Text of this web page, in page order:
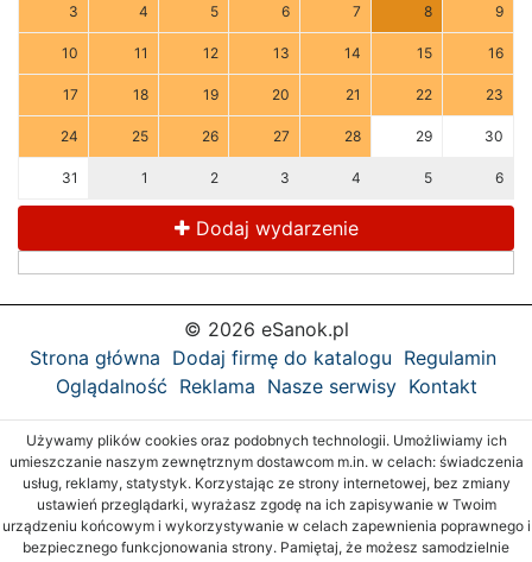
3 4 5 6 7 8 9
10 11 12 13 14 15 16
17 18 19 20 21 22 23
24 25 26 27 28 29 30
31 1 2 3 4 5 6
Dodaj wydarzenie
© 2026 eSanok.pl
Strona główna Dodaj firmę do katalogu Regulamin
Oglądalność Reklama Nasze serwisy Kontakt
Używamy plików cookies oraz podobnych technologii. Umożliwiamy ich
umieszczanie naszym zewnętrznym dostawcom m.in. w celach: świadczenia
usług, reklamy, statystyk. Korzystając ze strony internetowej, bez zmiany
ustawień przeglądarki, wyrażasz zgodę na ich zapisywanie w Twoim
urządzeniu końcowym i wykorzystywanie w celach zapewnienia poprawnego i
bezpiecznego funkcjonowania strony. Pamiętaj, że możesz samodzielnie